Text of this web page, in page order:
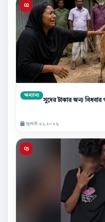
অন্যান্য
সুদের টাকার জন্য বিধবার
জুলাই ৩১,২০২৬